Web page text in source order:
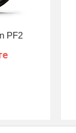
PF2